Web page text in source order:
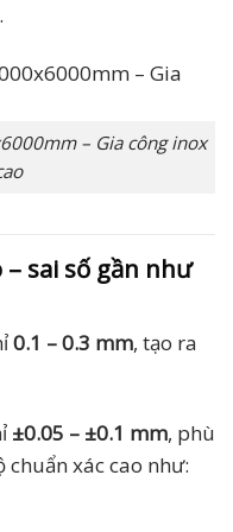
.
– Gia công inox
sai số gần như
0.1 – 0.3 mm, tạo ra
±0.05 – ±0.1 mm, phù
chuẩn xác cao như: